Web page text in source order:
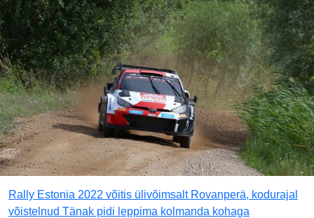
Rally Estonia 2022 võitis ülivõimsalt Rovanperä, kodurajal
võistelnud Tänak pidi leppima kolmanda kohaga